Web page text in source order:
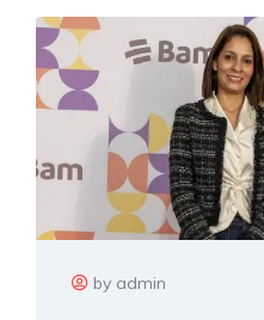
by admin